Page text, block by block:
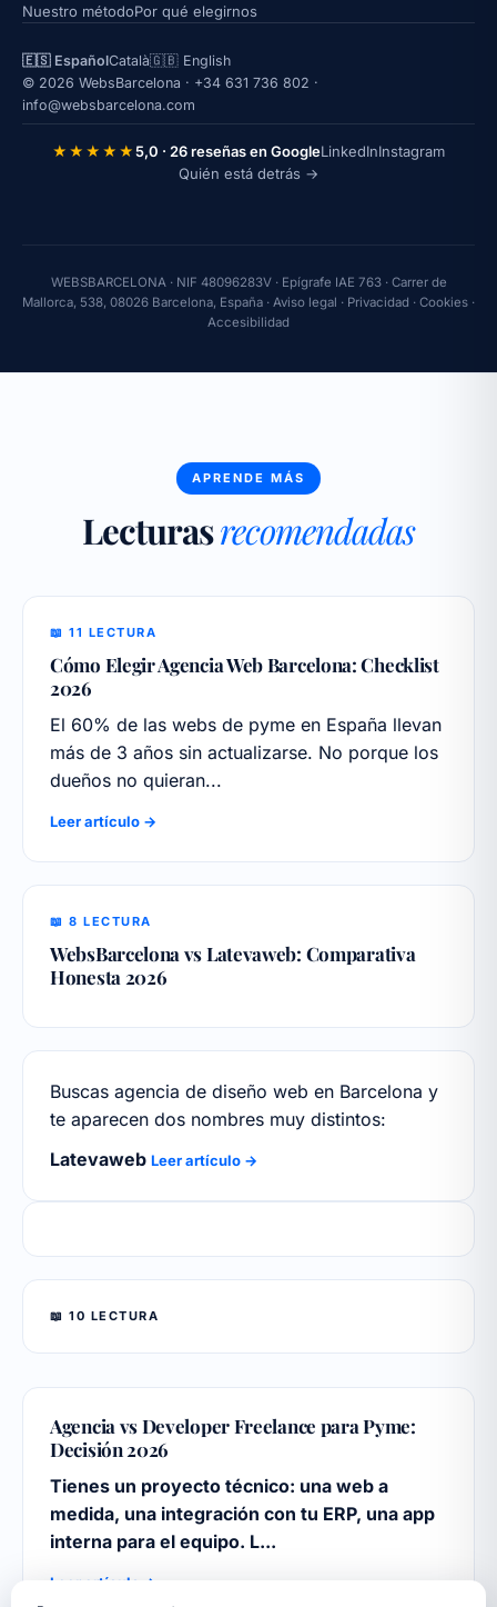
Nuestro métodoPor qué elegirnos
🇪🇸 EspañolCatalà🇬🇧 English
© 2026 WebsBarcelona · +34 631 736 802 ·
info@websbarcelona.com
★★★★★5,0 · 26 reseñas en GoogleLinkedInInstagram
Quién está detrás →
WEBSBARCELONA · NIF 48096283V · Epígrafe IAE 763 · Carrer de
Mallorca, 538, 08026 Barcelona, España · Aviso legal · Privacidad · Cookies ·
Accesibilidad
APRENDE MÁS
Lecturasrecomendadas
📖 11 LECTURA
Cómo Elegir Agencia Web Barcelona: Checklist
2026
El 60% de las webs de pyme en España llevan
más de 3 años sin actualizarse. No porque los
dueños no quieran...
Leer artículo →
📖 8 LECTURA
WebsBarcelona vs Latevaweb: Comparativa
Honesta 2026
Buscas agencia de diseño web en Barcelona y
te aparecen dos nombres muy distintos:
Latevaweb Leer artículo →
📖 10 LECTURA
Agencia vs Developer Freelance para Pyme:
Decisión 2026
Tienes un proyecto técnico: una web a
medida, una integración con tu ERP, una app
interna para el equipo. L...
Leer artículo →